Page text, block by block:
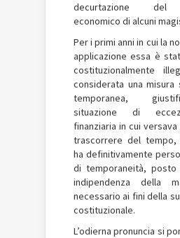
decurtazione del
economico di alcuni
Per i primi anni in cui la
applicazione essa è
costituzionalmente
considerata una misura
temporanea,
situazione di
finanziaria in cui
trascorrere del tempo,
ha definitivamente
di temporaneità,
indipendenza della
necessario ai fini della
costituzionale.
L’odierna pronuncia si